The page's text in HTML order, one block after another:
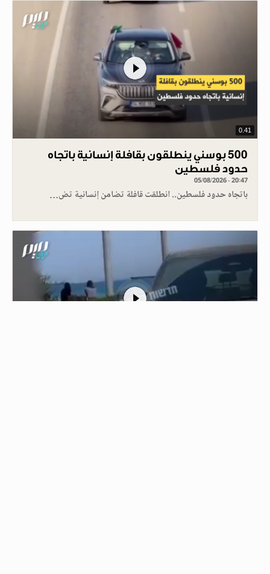
0.41
500 بوسني ينطلقون بقافلة إنسانية باتجاه
حدود فلسطين
05/08/2026 - 20:47
باتجاه حدود فلسطين.. انطلقت قافلة تضامن إنسانية تض…